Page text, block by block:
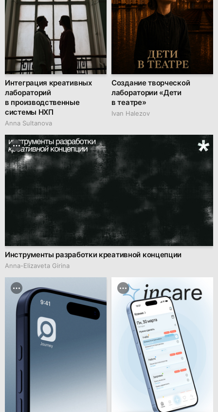
Интеграция креативных
лабораторий
в производственные
системы НХП
Anna Sultanova
Создание творческой
лаборатории «Дети
в театре»
Ivan Halezov
Инструменты разработки креативной концепции
Anna-Elizaveta Girina